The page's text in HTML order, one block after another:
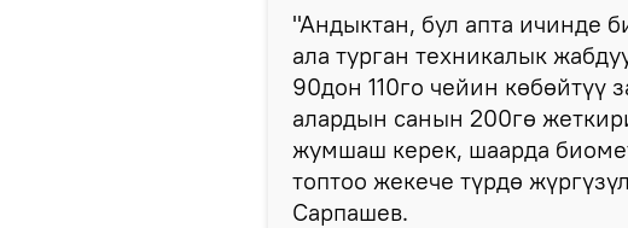
"Андыктан, бул апта ичинде
ала турган техникалык
90дон 110го чейин
алардын санын 200гө
жумшаш керек, шаарда
топтоо жекече түрдө
Сарпашев.